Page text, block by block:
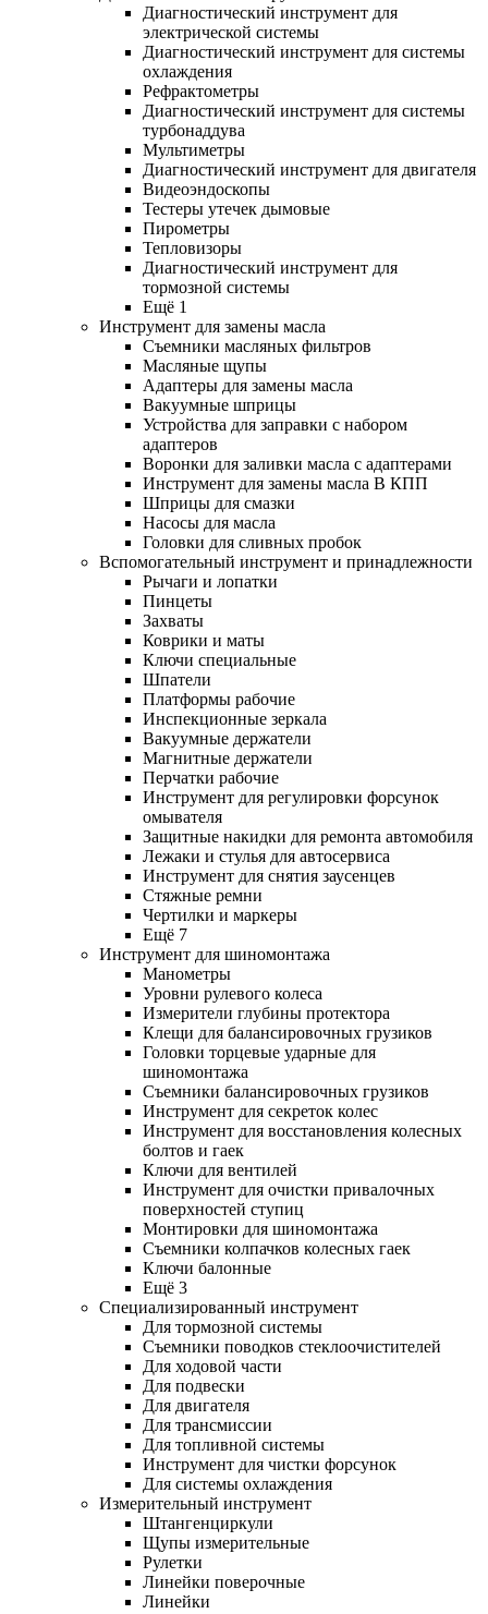
Диагностический инструмент для
электрической системы
Диагностический инструмент для системы
охлаждения
Рефрактометры
Диагностический инструмент для системы
турбонаддува
Мультиметры
Диагностический инструмент для двигателя
Видеоэндоскопы
Тестеры утечек дымовые
Пирометры
Тепловизоры
Диагностический инструмент для
тормозной системы
Ещё 1
Инструмент для замены масла
Съемники масляных фильтров
Масляные щупы
Адаптеры для замены масла
Вакуумные шприцы
Устройства для заправки с набором
адаптеров
Воронки для заливки масла с адаптерами
Инструмент для замены масла В КПП
Шприцы для смазки
Насосы для масла
Головки для сливных пробок
Вспомогательный инструмент и принадлежности
Рычаги и лопатки
Пинцеты
Захваты
Коврики и маты
Ключи специальные
Шпатели
Платформы рабочие
Инспекционные зеркала
Вакуумные держатели
Магнитные держатели
Перчатки рабочие
Инструмент для регулировки форсунок
омывателя
Защитные накидки для ремонта автомобиля
Лежаки и стулья для автосервиса
Инструмент для снятия заусенцев
Стяжные ремни
Чертилки и маркеры
Ещё 7
Инструмент для шиномонтажа
Манометры
Уровни рулевого колеса
Измерители глубины протектора
Клещи для балансировочных грузиков
Головки торцевые ударные для
шиномонтажа
Съемники балансировочных грузиков
Инструмент для секреток колес
Инструмент для восстановления колесных
болтов и гаек
Ключи для вентилей
Инструмент для очистки привалочных
поверхностей ступиц
Монтировки для шиномонтажа
Съемники колпачков колесных гаек
Ключи балонные
Ещё 3
Специализированный инструмент
Для тормозной системы
Съемники поводков стеклоочистителей
Для ходовой части
Для подвески
Для двигателя
Для трансмиссии
Для топливной системы
Инструмент для чистки форсунок
Для системы охлаждения
Измерительный инструмент
Штангенциркули
Щупы измерительные
Рулетки
Линейки поверочные
Линейки